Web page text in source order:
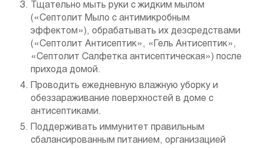
Тщательно мыть руки с жидким мылом
(«Септолит Мыло с антимикробным
эффектом»), обрабатывать их дезсредствами
(«Септолит Антисептик», «Гель Антисептик»,
«Септолит Салфетка антисептическая») после
прихода домой.
Проводить ежедневную влажную уборку и
обеззараживание поверхностей в доме с
антисептиками.
Поддерживать иммунитет правильным
сбалансированным питанием, организацией